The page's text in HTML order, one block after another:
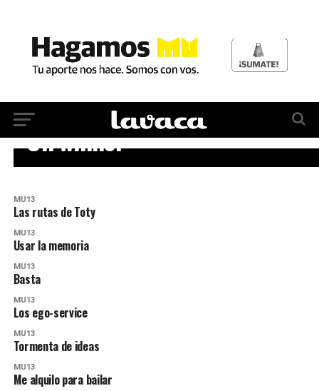
Un winner
MU13
Las rutas de Toty
MU13
Usar la memoria
MU13
Basta
MU13
Los ego-service
MU13
Tormenta de ideas
MU13
Me alquilo para bailar